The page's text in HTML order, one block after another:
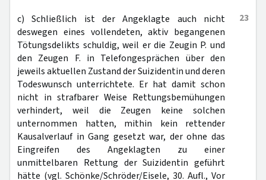
23
c) Schließlich ist der Angeklagte auch nicht
deswegen eines vollendeten, aktiv begangenen
Tötungsdelikts schuldig, weil er die Zeugin P. und
den Zeugen F. in Telefongesprächen über den
jeweils aktuellen Zustand der Suizidentin und deren
Todeswunsch unterrichtete. Er hat damit schon
nicht in strafbarer Weise Rettungsbemühungen
verhindert, weil die Zeugen keine solchen
unternommen hatten, mithin kein rettender
Kausalverlauf in Gang gesetzt war, der ohne das
Eingreifen des Angeklagten zu einer
unmittelbaren Rettung der Suizidentin geführt
hätte (vgl. Schönke/Schröder/Eisele, 30. Aufl., Vor